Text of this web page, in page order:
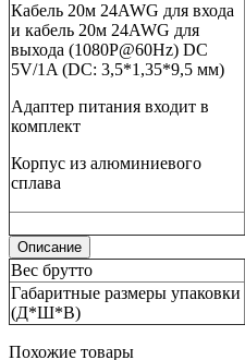
Кабель 20м 24AWG для входа
и кабель 20м 24AWG для
выхода (1080P@60Hz) DC
5V/1A (DC: 3,5*1,35*9,5 мм)
Адаптер питания входит в
комплект
Корпус из алюминиевого
сплава
Описание
Вес брутто
Габаритные размеры упаковки
(Д*Ш*В)
Похожие товары